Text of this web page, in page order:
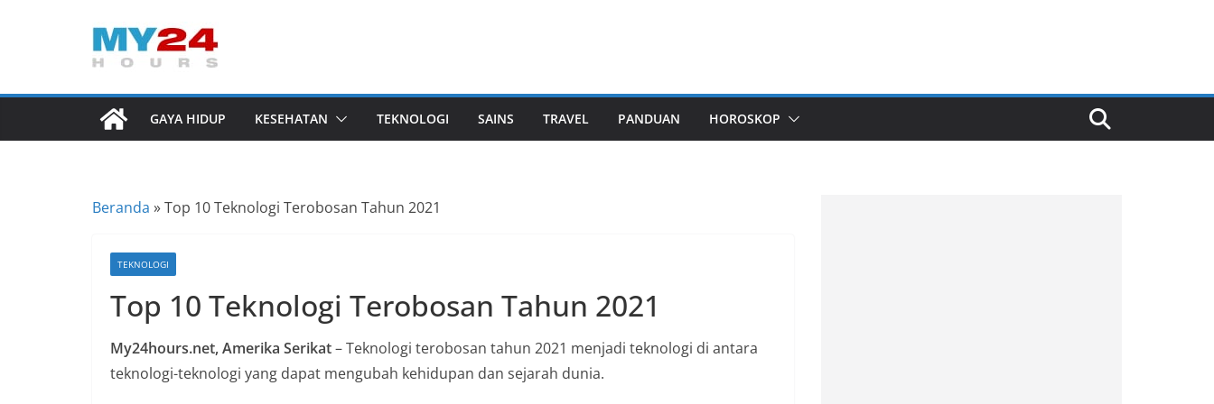
I
o
a
GAYA HIDUP KESEHATAN TEKNOLOGI SAINS TRAVEL PANDUAN HOROSKOP
Beranda »Top 10 Teknologi Terobosan Tahun 2021
TEKNOLOGI
Top 10 Teknologi Terobosan Tahun 2021
My24hours.net, Amerika Serikat– Teknologi terobosan tahun 2021 menjadi teknologi di antara
teknologi-teknologi yang dapat mengubah kehidupan dan sejarah dunia.